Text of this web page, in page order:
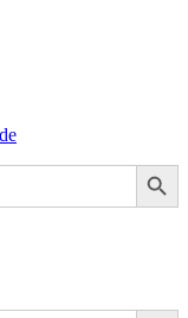
Search Button
Search Button